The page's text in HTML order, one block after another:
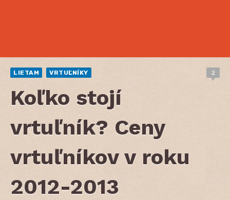
LIETAM VRTUĽNÍKY 2
Koľko stojí
vrtuľník? Ceny
vrtuľníkov v roku
2012-2013